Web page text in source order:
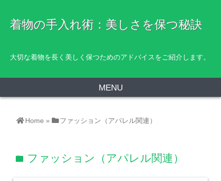
着物の手入れ術：美しさを保つ秘訣
大切な着物を長く美しく保つためのアドバイスをご紹介します。
MENU
Home » ファッション（アパレル関連）
folder ファッション（アパレル関連）